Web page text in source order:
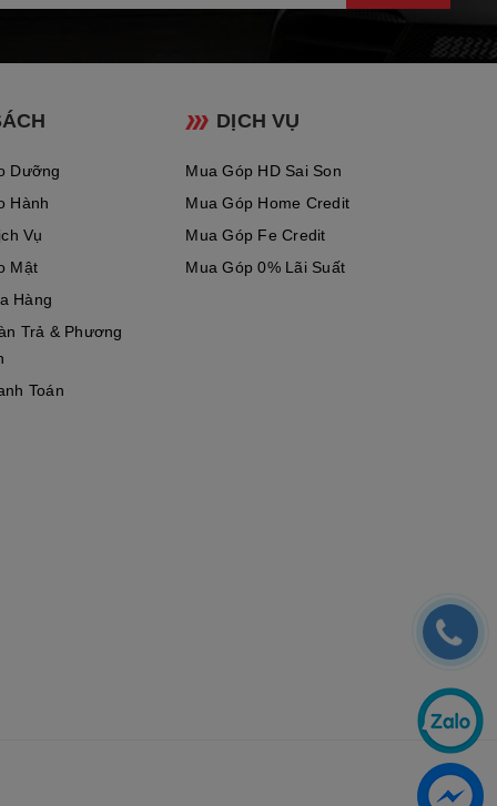
Dưỡng
Hành
Vụ
Mật
Hàng
Trả & Phương
Toán
DỊCH VỤ
Mua Góp HD Sai Son
Mua Góp Home Credit
Mua Góp Fe Credit
Mua Góp 0% Lãi Suất